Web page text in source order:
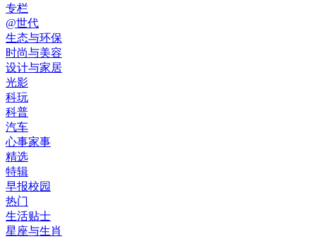
专栏
@世代
生态与环保
时尚与美容
设计与家居
光影
科玩
科普
汽车
心事家事
精选
特辑
早报校园
热门
生活贴士
星座与生肖